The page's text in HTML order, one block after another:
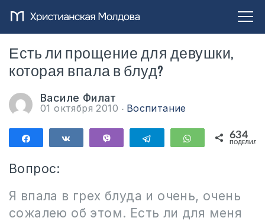
Есть ли прощение для девушки,
которая впала в блуд?
Василе Филат
01 октября 2010 Воспитание
ПоделитьсяПоделиться Telegram WhatsApp
634
Вопрос:
Я впала в грех блуда и очень, очень
сожалею об этом. Есть ли для меня